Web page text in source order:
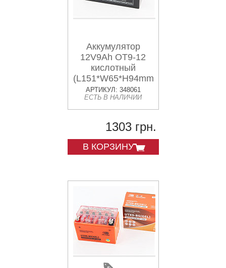
Аккумулятор
12V9Ah OT9-12
кислотный
(L151*W65*H94mm)
для ИБП, игрушек
и др.
АРТИКУЛ: 348061
ЕСТЬ В НАЛИЧИИ
1303 грн.
В КОРЗИНУ